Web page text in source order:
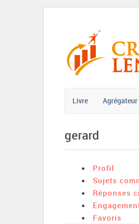
Livre Agrégateur
gerard
Profil
Sujets
Réponses
Favoris